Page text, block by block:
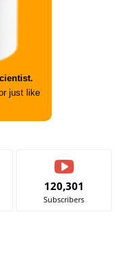
just like
120,301
Subscribers